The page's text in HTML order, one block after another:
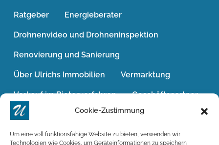
Cookie-Zustimmung
Um eine voll funktionsfähige Website zu bieten, verwenden wir
Technologien wie Cookies, um Geräteinformationen zu speichern
Ratgeber Energieberater
Drohnenvideo und Drohneninspektion
Renovierung und Sanierung
Über Ulrichs Immobilien Vermarktung
Verkauf im Bieterverfahren Geschäftspartner
Jobs / Karriere Das Geldwäschegesetz
Widerrufsrecht Win-Win-Situation